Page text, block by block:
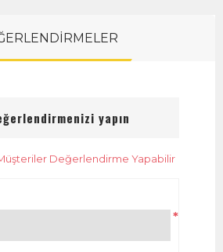
yapın
Değerlendirme Yapabilir
*